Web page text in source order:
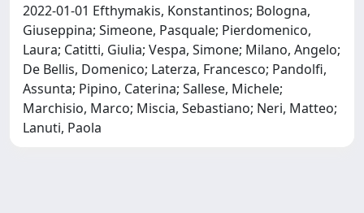
2022-01-01 Efthymakis, Konstantinos; Bologna,
Giuseppina; Simeone, Pasquale; Pierdomenico,
Laura; Catitti, Giulia; Vespa, Simone; Milano, Angelo;
De Bellis, Domenico; Laterza, Francesco; Pandolfi,
Assunta; Pipino, Caterina; Sallese, Michele;
Marchisio, Marco; Miscia, Sebastiano; Neri, Matteo;
Lanuti, Paola